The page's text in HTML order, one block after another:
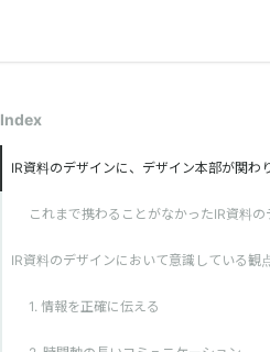
Index
IR資料のデザインに、デザイン本部が関わ
これまで携わることがなかったIR資料の
IR資料のデザインにおいて意識している観
1. 情報を正確に伝える